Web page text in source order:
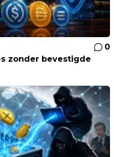
0
zonder bevestigde